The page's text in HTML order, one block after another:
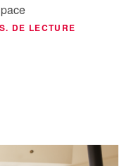
DE LECTURE